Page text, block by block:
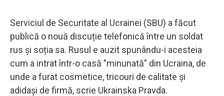
Serviciul de Securitate al Ucrainei (SBU) a făcut
publică o nouă discuție telefonică între un soldat
rus și soția sa. Rusul e auzit spunându-i acesteia
cum a intrat într-o casă "minunată" din Ucraina, de
unde a furat cosmetice, tricouri de calitate și
adidași de firmă, scrie Ukrainska Pravda.